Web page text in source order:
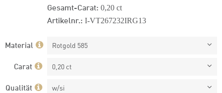
Gesamt-Carat: 0,20 ct
Artikelnr.: I-VT267232IRG13
Material Rotgold 585
Carat 0,20 ct
Qualität w/si